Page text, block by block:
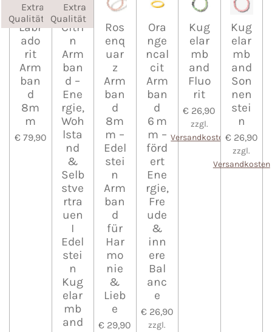
Extra
Qualität
Labr
ado
rit
Arm
ban
d
8m
m
€ 79,90
Extra
Qualität
Citri
n
Arm
ban
d –
Ene
rgie,
Woh
lsta
nd
&
Selb
stve
rtra
uen
I
Edel
stei
n
Kug
elar
mb
and
Ros
enq
uar
z
Arm
ban
d
8m
m –
Edel
stei
n
Arm
ban
d
für
Har
mo
nie
&
Lieb
e
€ 29,90
Ora
nge
ncal
cit
Arm
ban
d
6 m
m –
förd
ert
Ene
rgie,
Fre
ude
&
inn
ere
Bal
anc
e
€ 26,90
zzgl.
Kug
elar
mb
and
Fluo
rit
€ 26,90
zzgl.
Versandkosten
Kug
elar
mb
and
Son
nen
stei
n
€ 26,90
zzgl.
Versandkosten